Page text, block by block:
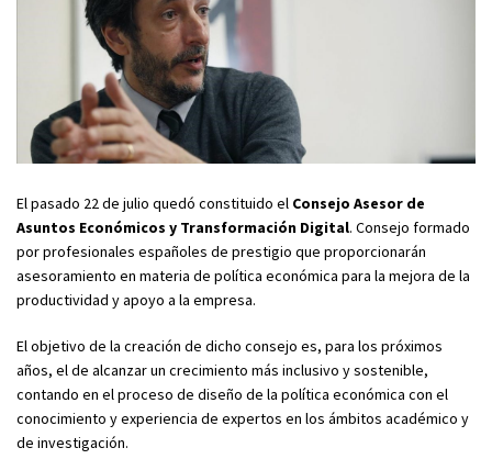
El pasado 22 de julio quedó constituido el Consejo Asesor de
Asuntos Económicos y Transformación Digital. Consejo formado
por profesionales españoles de prestigio que proporcionarán
asesoramiento en materia de política económica para la mejora de la
productividad y apoyo a la empresa.
El objetivo de la creación de dicho consejo es, para los próximos
años, el de alcanzar un crecimiento más inclusivo y sostenible,
contando en el proceso de diseño de la política económica con el
conocimiento y experiencia de expertos en los ámbitos académico y
de investigación.